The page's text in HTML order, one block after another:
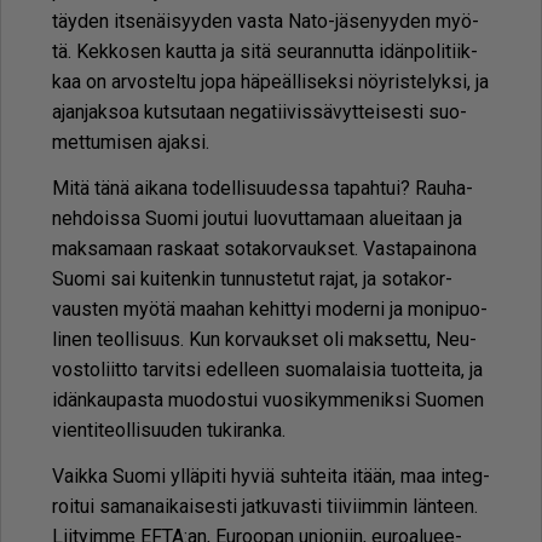
täy­den it­se­näi­syy­den vas­ta Nato-jä­se­nyy­den myö­
tä. Kek­ko­sen kaut­ta ja sitä seu­ran­nut­ta idän­po­li­tiik­
kaa on ar­vos­tel­tu jopa hä­pe­äl­li­sek­si nöy­ris­te­lyk­si, ja
ajan­jak­soa kut­su­taan ne­ga­tii­vis­sä­vyt­tei­ses­ti suo­
met­tu­mi­sen ajak­si.
Mitä tänä ai­ka­na to­del­li­suu­des­sa ta­pah­tui? Rau­ha­
neh­dois­sa Suo­mi jou­tui luo­vut­ta­maan alu­ei­taan ja
mak­sa­maan ras­kaat so­ta­kor­vauk­set. Vas­ta­pai­no­na
Suo­mi sai kui­ten­kin tun­nus­te­tut ra­jat, ja so­ta­kor­
vaus­ten myö­tä maa­han ke­hit­tyi mo­der­ni ja mo­ni­puo­
li­nen te­ol­li­suus. Kun kor­vauk­set oli mak­set­tu, Neu­
vos­to­liit­to tar­vit­si edel­leen suo­ma­lai­sia tuot­tei­ta, ja
idän­kau­pas­ta muo­dos­tui vuo­si­kym­me­nik­si Suo­men
vien­ti­te­ol­li­suu­den tu­ki­ran­ka.
Vaik­ka Suo­mi yl­lä­pi­ti hy­viä suh­tei­ta itään, maa in­teg­
roi­tui sa­ma­nai­kai­ses­ti jat­ku­vas­ti tii­viim­min län­teen.
Lii­tyim­me EF­TA:an, Eu­roo­pan uni­o­niin, eu­ro­a­lu­ee­